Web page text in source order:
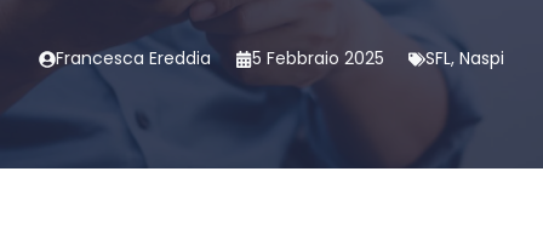
Francesca Ereddia 5 Febbraio 2025 SFL, Naspi